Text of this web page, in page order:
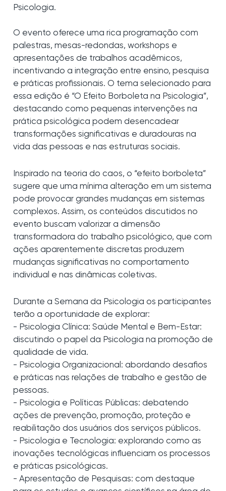
Psicologia.
O evento oferece uma rica programação com
palestras, mesas-redondas, workshops e
apresentações de trabalhos acadêmicos,
incentivando a integração entre ensino, pesquisa
e práticas profissionais. O tema selecionado para
essa edição é “O Efeito Borboleta na Psicologia”,
destacando como pequenas intervenções na
prática psicológica podem desencadear
transformações significativas e duradouras na
vida das pessoas e nas estruturas sociais.
Inspirado na teoria do caos, o “efeito borboleta”
sugere que uma mínima alteração em um sistema
pode provocar grandes mudanças em sistemas
complexos. Assim, os conteúdos discutidos no
evento buscam valorizar a dimensão
transformadora do trabalho psicológico, que com
ações aparentemente discretas produzem
mudanças significativas no comportamento
individual e nas dinâmicas coletivas.
Durante a Semana da Psicologia os participantes
terão a oportunidade de explorar:
- Psicologia Clínica: Saúde Mental e Bem-Estar:
discutindo o papel da Psicologia na promoção de
qualidade de vida.
- Psicologia Organizacional: abordando desafios
e práticas nas relações de trabalho e gestão de
pessoas.
- Psicologia e Políticas Públicas: debatendo
ações de prevenção, promoção, proteção e
reabilitação dos usuários dos serviços públicos.
- Psicologia e Tecnologia: explorando como as
inovações tecnológicas influenciam os processos
e práticas psicológicas.
- Apresentação de Pesquisas: com destaque